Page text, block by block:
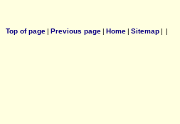
Top of page| Previous page| Home| Sitemap| |